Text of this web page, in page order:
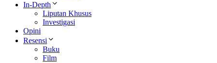
In-Depth
Liputan Khusus
Investigasi
Opini
Resensi
Buku
Film